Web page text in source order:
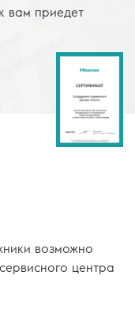
вам приедет
возможно
центра